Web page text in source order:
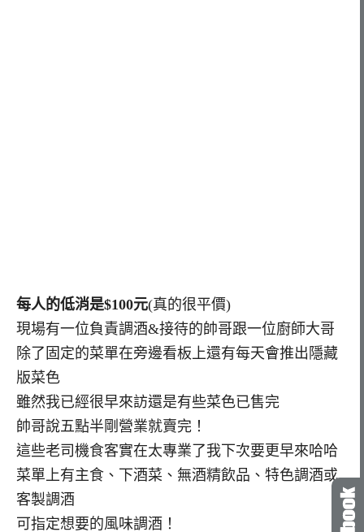
每人的低消是$100元(真的很平價)
現場有一位負責調酒&接待的帥哥跟一位廚師大哥
除了固定的菜單在旁邊看板上還有每天會推出隱藏
版菜色
雖然我已經很早來訪還是有些菜色已售完
帥哥說五點半剛營業就賣完！
這些老司機食客實在太專業了我下次要更早來哈哈
菜單上有主食、下酒菜、無酒精飲品、特色調酒或
客製調酒
可指定想要的風味調酒！